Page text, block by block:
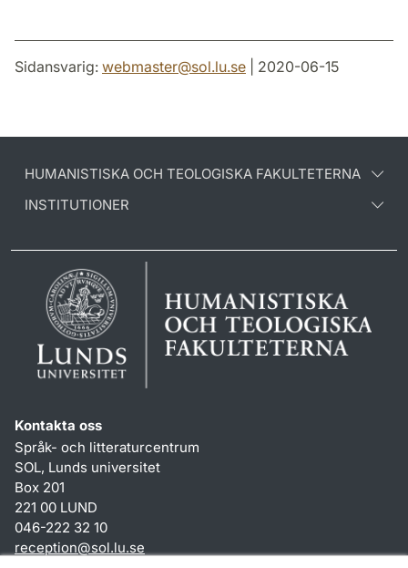
Sidansvarig: webmaster@sol.lu.se | 2020-06-15
HUMANISTISKA OCH TEOLOGISKA FAKULTETERNA
INSTITUTIONER
Kontakta oss
Språk- och litteraturcentrum
SOL, Lunds universitet
Box 201
221 00 LUND
046-222 32 10
reception@sol.lu.se